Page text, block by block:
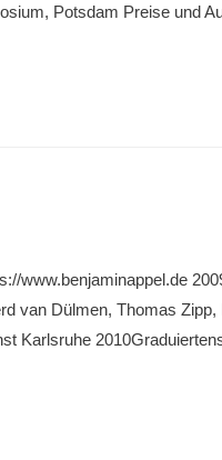
Potsdam Preise und
www.benjaminappel.de
van Dülmen, Thomas Zipp,
Karlsruhe